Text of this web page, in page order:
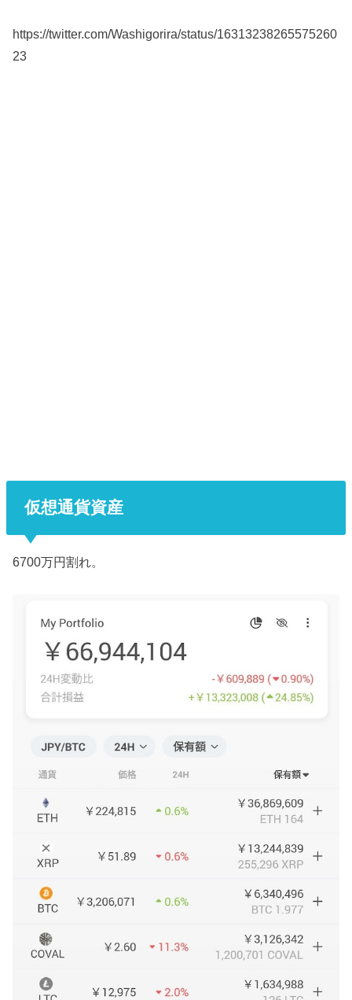
https://twitter.com/Washigorira/status/16313238265575260
23
仮想通貨資産
6700万円割れ。